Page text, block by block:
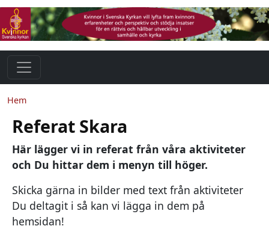
Hoppa till huvudinnehåll
Länkstig
Hem
Referat Skara
Här lägger vi in referat från våra aktiviteter
och Du hittar dem i menyn till höger.
Skicka gärna in bilder med text från aktiviteter
Du deltagit i så kan vi lägga in dem på
hemsidan!